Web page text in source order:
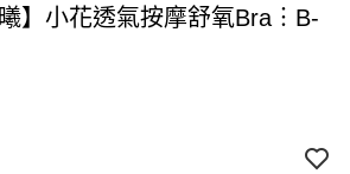
】小花透氣按摩舒氧Bra︙B-